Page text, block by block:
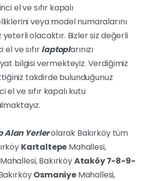
el ve sıfır kapalı
veya model numaralarını
olacaktır. Bizler siz değerli
ve sıfırlaptoplarınızı
bilgisi vermekteyiz. Verdiğimiz
takdirde bulunduğunuz
el ve sıfır kapalı kutu
Alan Yerlerolarak Bakırköy tüm
Kartaltepe Mahallesi,
Mahallesi, BakırköyAtaköy 7-8-9-
OsmaniyeMahallesi,